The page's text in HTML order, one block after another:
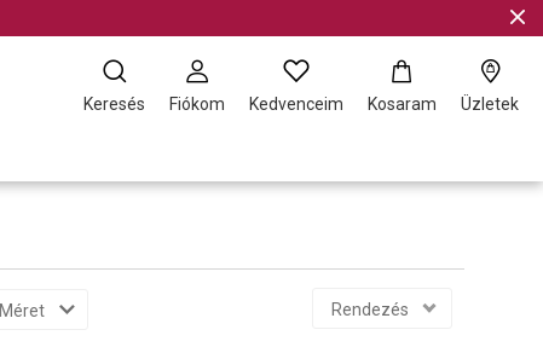
Keresés Fiókom Kedvenceim Kosaram Üzletek
Méret Rendezés